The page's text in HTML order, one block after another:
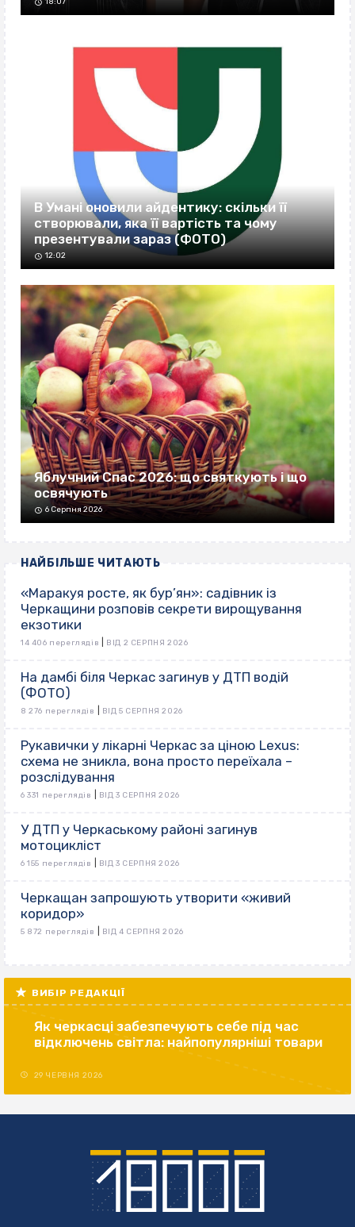
В Умані оновили айдентику: скільки її
створювали, яка її вартість та чому
презентували зараз (ФОТО)
12:02
Яблучний Спас 2026: що святкують і що
освячують
6 Серпня 2026
НАЙБІЛЬШЕ ЧИТАЮТЬ
«Маракуя росте, як бур’ян»: садівник із
Черкащини розповів секрети вирощування
екзотики
14 406 переглядів ВІД 2 СЕРПНЯ 2026
На дамбі біля Черкас загинув у ДТП водій
(ФОТО)
8 276 переглядів ВІД 5 СЕРПНЯ 2026
Рукавички у лікарні Черкас за ціною Lexus:
схема не зникла, вона просто переїхала –
розслідування
6 331 переглядів ВІД 3 СЕРПНЯ 2026
У ДТП у Черкаському районі загинув
мотоцикліст
6 155 переглядів ВІД 3 СЕРПНЯ 2026
Черкащан запрошують утворити «живий
коридор»
5 872 переглядів ВІД 4 СЕРПНЯ 2026
ВИБІР РЕДАКЦІЇ
Як черкасці забезпечують себе під час
відключень світла: найпопулярніші товари
29 ЧЕРВНЯ 2026